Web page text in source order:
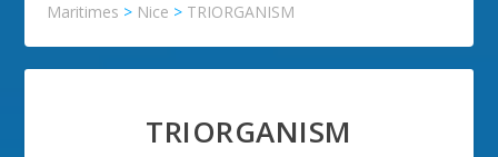
Maritimes > Nice > TRIORGANISM
TRIORGANISM